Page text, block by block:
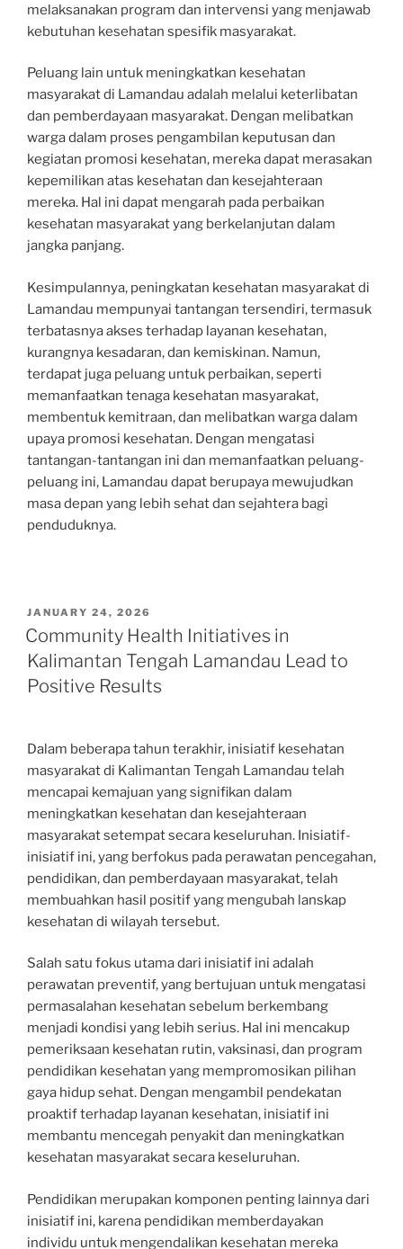
melaksanakan program dan intervensi yang menjawab
kebutuhan kesehatan spesifik masyarakat.
Peluang lain untuk meningkatkan kesehatan
masyarakat di Lamandau adalah melalui keterlibatan
dan pemberdayaan masyarakat. Dengan melibatkan
warga dalam proses pengambilan keputusan dan
kegiatan promosi kesehatan, mereka dapat merasakan
kepemilikan atas kesehatan dan kesejahteraan
mereka. Hal ini dapat mengarah pada perbaikan
kesehatan masyarakat yang berkelanjutan dalam
jangka panjang.
Kesimpulannya, peningkatan kesehatan masyarakat di
Lamandau mempunyai tantangan tersendiri, termasuk
terbatasnya akses terhadap layanan kesehatan,
kurangnya kesadaran, dan kemiskinan. Namun,
terdapat juga peluang untuk perbaikan, seperti
memanfaatkan tenaga kesehatan masyarakat,
membentuk kemitraan, dan melibatkan warga dalam
upaya promosi kesehatan. Dengan mengatasi
tantangan-tantangan ini dan memanfaatkan peluang-
peluang ini, Lamandau dapat berupaya mewujudkan
masa depan yang lebih sehat dan sejahtera bagi
penduduknya.
POSTED
ON
JANUARY 24, 2026
Community Health Initiatives in
Kalimantan Tengah Lamandau Lead to
Positive Results
Dalam beberapa tahun terakhir, inisiatif kesehatan
masyarakat di Kalimantan Tengah Lamandau telah
mencapai kemajuan yang signifikan dalam
meningkatkan kesehatan dan kesejahteraan
masyarakat setempat secara keseluruhan. Inisiatif-
inisiatif ini, yang berfokus pada perawatan pencegahan,
pendidikan, dan pemberdayaan masyarakat, telah
membuahkan hasil positif yang mengubah lanskap
kesehatan di wilayah tersebut.
Salah satu fokus utama dari inisiatif ini adalah
perawatan preventif, yang bertujuan untuk mengatasi
permasalahan kesehatan sebelum berkembang
menjadi kondisi yang lebih serius. Hal ini mencakup
pemeriksaan kesehatan rutin, vaksinasi, dan program
pendidikan kesehatan yang mempromosikan pilihan
gaya hidup sehat. Dengan mengambil pendekatan
proaktif terhadap layanan kesehatan, inisiatif ini
membantu mencegah penyakit dan meningkatkan
kesehatan masyarakat secara keseluruhan.
Pendidikan merupakan komponen penting lainnya dari
inisiatif ini, karena pendidikan memberdayakan
individu untuk mengendalikan kesehatan mereka